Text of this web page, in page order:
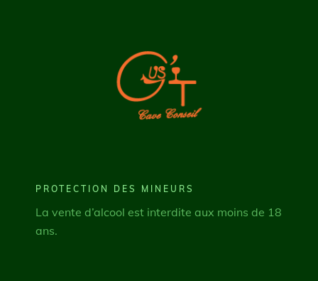
PROTECTION DES MINEURS
La vente d’alcool est interdite aux moins de 18
ans.